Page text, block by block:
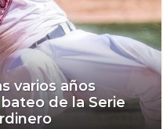
varios años
de la Serie